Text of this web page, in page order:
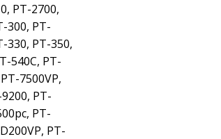
PT-2700,
300, PT-
330, PT-350,
540C, PT-
7500VP,
PT-
PT-
PT-